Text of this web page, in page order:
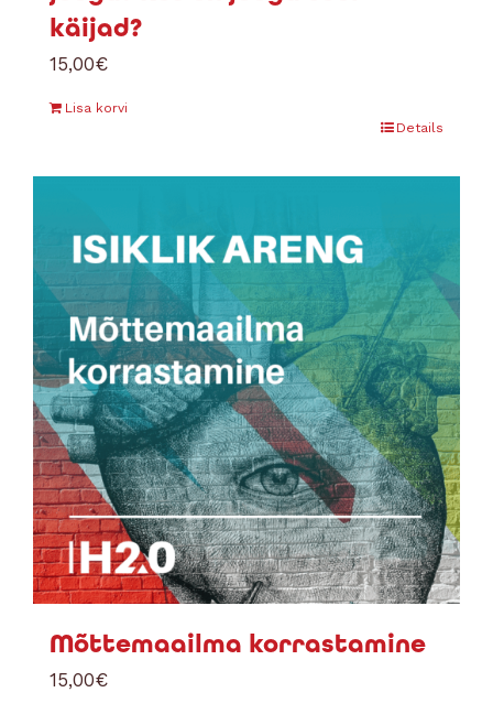
käijad?
15,00€
Lisa korvi
Details
Mõttemaailma korrastamine
15,00€